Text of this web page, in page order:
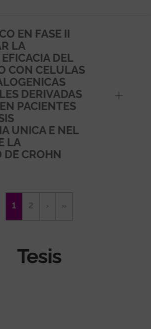
EN FASE II
LA
DEL
CON CELULAS
DERIVADAS
PACIENTES
UNICA E NEL
LA
DE CROHN
Pàgina
actual
1 Page
2
Pàgina
següent
›
Última
pàgina
»
Tesis